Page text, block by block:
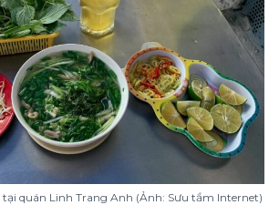
quán Linh Trang Anh (Ảnh: Sưu tầm Internet)